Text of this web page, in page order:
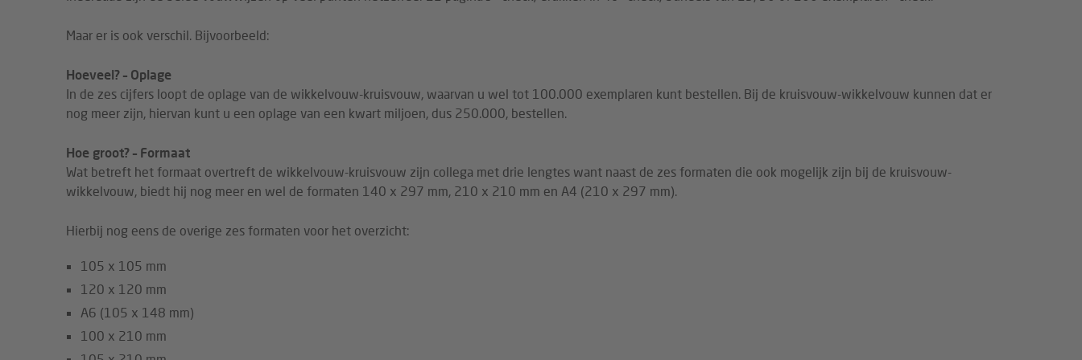
Maar er is ook verschil. Bijvoorbeeld:
Hoeveel? – Oplage
In de zes cijfers loopt de oplage van de wikkelvouw-kruisvouw, waarvan u wel tot 100.000 exemplaren kunt bestellen. Bij de kruisvouw-wikkelvouw kunnen dat er
nog meer zijn, hiervan kunt u een oplage van een kwart miljoen, dus 250.000, bestellen.
Hoe groot? – Formaat
Wat betreft het formaat overtreft de wikkelvouw-kruisvouw zijn collega met drie lengtes want naast de zes formaten die ook mogelijk zijn bij de kruisvouw-
wikkelvouw, biedt hij nog meer en wel de formaten 140 x 297 mm, 210 x 210 mm en A4 (210 x 297 mm).
Hierbij nog eens de overige zes formaten voor het overzicht:
105 x 105 mm
120 x 120 mm
A6 (105 x 148 mm)
100 x 210 mm